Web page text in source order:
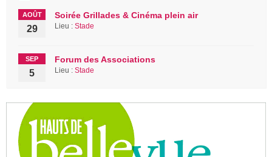
AOÛT
29
Soirée Grillades & Cinéma plein air
Lieu : Stade
SEP
5
Forum des Associations
Lieu : Stade